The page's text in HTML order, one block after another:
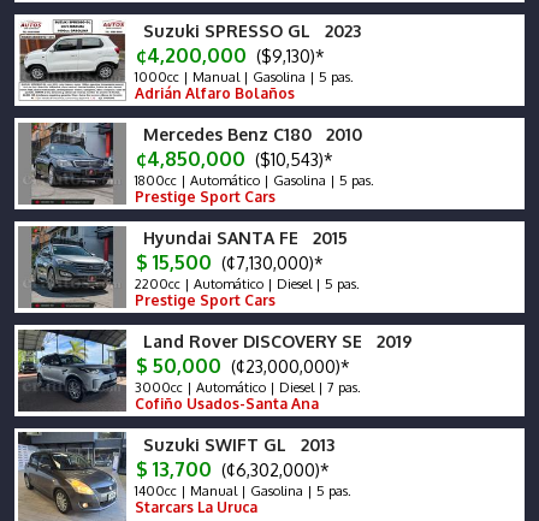
Suzuki SPRESSO GL 2023
¢4,200,000 ($9,130)*
1000cc | Manual | Gasolina | 5 pas.
Adrián Alfaro Bolaños
Mercedes Benz C180 2010
¢4,850,000 ($10,543)*
1800cc | Automático | Gasolina | 5 pas.
Prestige Sport Cars
Hyundai SANTA FE 2015
$ 15,500 (¢7,130,000)*
2200cc | Automático | Diesel | 5 pas.
Prestige Sport Cars
Land Rover DISCOVERY SE 2019
$ 50,000 (¢23,000,000)*
3000cc | Automático | Diesel | 7 pas.
Cofiño Usados-Santa Ana
Suzuki SWIFT GL 2013
$ 13,700 (¢6,302,000)*
1400cc | Manual | Gasolina | 5 pas.
Starcars La Uruca